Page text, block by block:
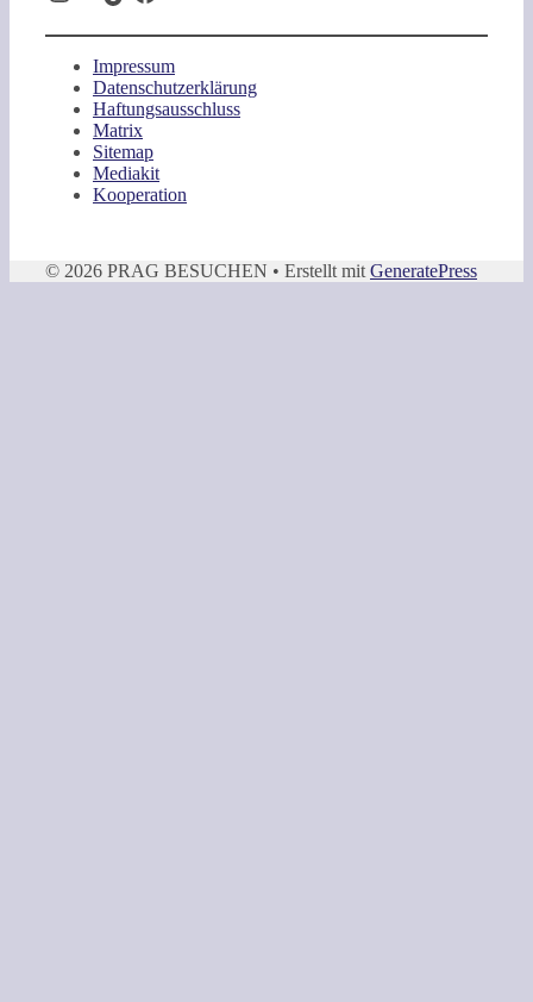
Impressum
Datenschutzerklärung
Haftungsausschluss
Matrix
Sitemap
Mediakit
Kooperation
© 2026 PRAG BESUCHEN • Erstellt mit GeneratePress